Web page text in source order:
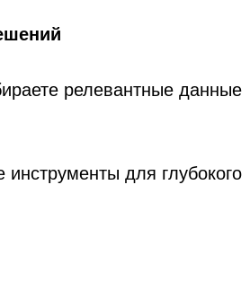
релевантные данные
инструменты для глубокого